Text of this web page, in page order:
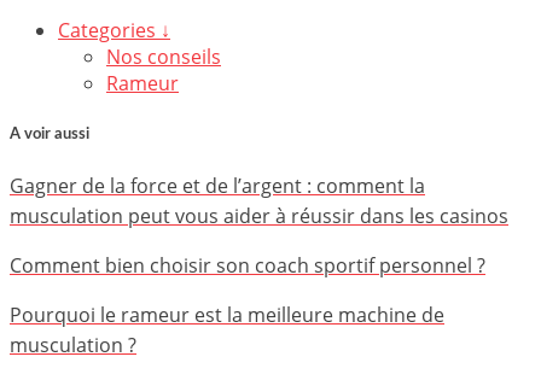
Categories ↓
Nos conseils
Rameur
A voir aussi
Gagner de la force et de l’argent : comment la
musculation peut vous aider à réussir dans les casinos
Comment bien choisir son coach sportif personnel ?
Pourquoi le rameur est la meilleure machine de
musculation ?